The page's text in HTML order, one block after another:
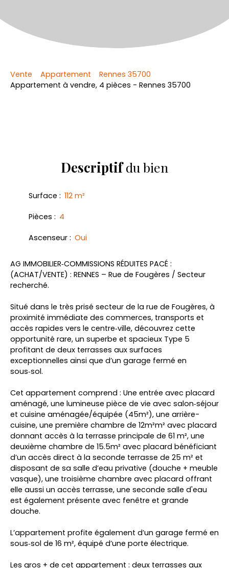
Vente Appartement
Rennes 35700
Appartement à vendre, 4 pièces - Rennes 35700
Descriptifdu bien
Surface : 112 m²
Pièces : 4
Ascenseur : Oui
AG IMMOBILIER‑COMMISSIONS RÉDUITES PACÉ :
(ACHAT/VENTE) : RENNES – Rue de Fougères / Secteur
recherché.
Situé dans le très prisé secteur de la rue de Fougères, à
proximité immédiate des commerces, transports et
accès rapides vers le centre‑ville, découvrez cette
opportunité rare, un superbe et spacieux Type 5
profitant de deux terrasses aux surfaces
exceptionnelles ainsi que d’un garage fermé en
sous‑sol.
Cet appartement comprend : Une entrée avec placard
aménagé, une lumineuse pièce de vie avec salon‑séjour
et cuisine aménagée/équipée (45m²), une arrière-
cuisine, une première chambre de 12m²m² avec placard
donnant accès à la terrasse principale de 61 m², une
deuxième chambre de 15.5m² avec placard bénéficiant
d’un accès direct à la seconde terrasse de 25 m² et
disposant de sa salle d’eau privative (douche + meuble
vasque), une troisième chambre avec placard offrant
elle aussi un accès terrasse, une seconde salle d'eau
est également présente avec fenêtre et grande
douche.
L’appartement profite également d’un garage fermé en
sous‑sol de 16 m², équipé d’une porte électrique.
Les gros + de cet appartement : deux terrasses aux